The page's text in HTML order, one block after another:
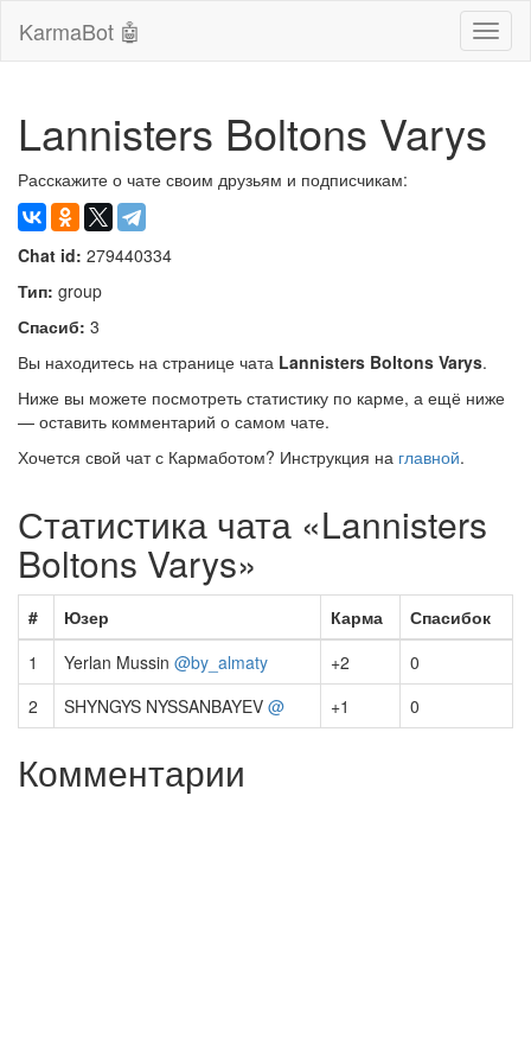
KarmaBot 🤖
Lannisters Boltons Varys
Расскажите о чате своим друзьям и подписчикам:
Chat id: 279440334
Тип: group
Спасиб: 3
Вы находитесь на странице чата Lannisters Boltons Varys.
Ниже вы можете посмотреть статистику по карме, а ещё ниже
— оставить комментарий о самом чате.
Хочется свой чат с Кармаботом? Инструкция на главной.
Статистика чата «Lannisters
Boltons Varys»
# Юзер Карма
Спасибок
1
Yerlan Mussin @by_almaty +2
0
2
SHYNGYS NYSSANBAYEV @ +1 0
Комментарии